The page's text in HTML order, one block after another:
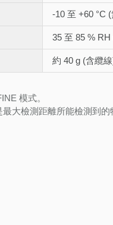
-10 至 +60 °C
35 至 85 % RH
約 40 g (含纜
模式。
大檢測距離所能檢測到的